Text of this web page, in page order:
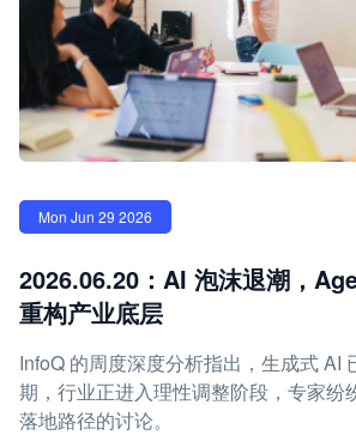
Mon Jun 29 2026
2026.06.20：AI 泡沫退潮，
重构产业底层
InfoQ 的周度深度分析指出，生成式 AI
期，行业正进入理性调整阶段，专家纷
落地路径的讨论。